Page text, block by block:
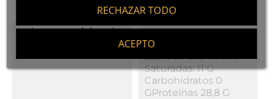
RECHAZAR TODO
ACEPTO
Valores Nutricionales
Valor Energético: 1322
KJ/ 318 Kcal Grasas:
22,5 Gde Las Cuales
Saturadas: 11 G
Carbohidratos 0
GProteínas 28,8 G